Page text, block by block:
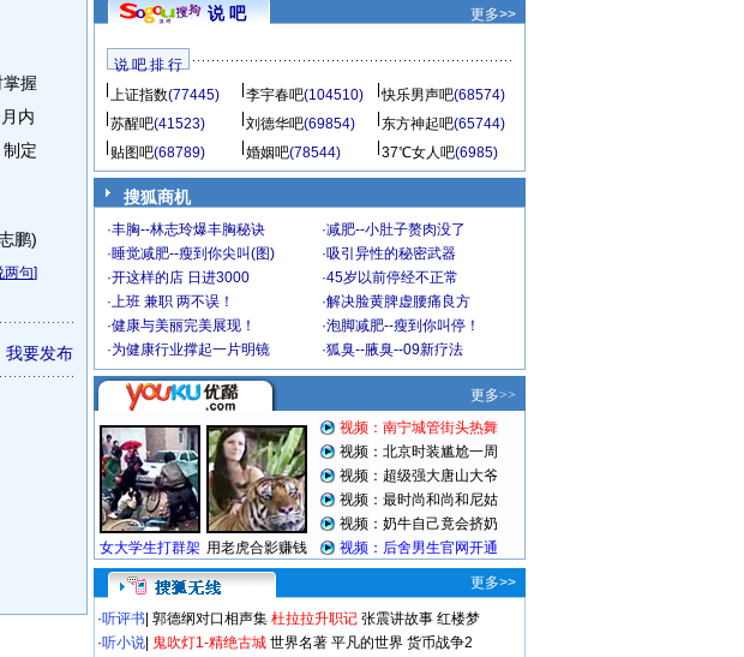
握
内
定
鹏)
两句]
我要发布
说 吧 更多>>
说 吧 排 行
上证指数(77445) 李宇春吧(104510) 快乐男声吧(68574)
苏醒吧(41523) 刘德华吧(69854) 东方神起吧(65744)
贴图吧(68789) 婚姻吧(78544) 37℃女人吧(6985)
搜狐商机
·丰胸--林志玲爆丰胸秘诀 ·减肥--小肚子赘肉没了
·睡觉减肥--瘦到你尖叫(图) ·吸引异性的秘密武器
·开这样的店 日进3000 ·45岁以前停经不正常
·上班 兼职 两不误！ ·解决脸黄脾虚腰痛良方
·健康与美丽完美展现！ ·泡脚减肥--瘦到你叫停！
·为健康行业撑起一片明镜 ·狐臭--腋臭--09新疗法
更多>>
·听评书 郭德纲对口相声集 杜拉拉升职记 张震讲故事 红楼梦
·听小说 鬼吹灯1-精绝古城 世界名著 平凡的世界 货币战争2